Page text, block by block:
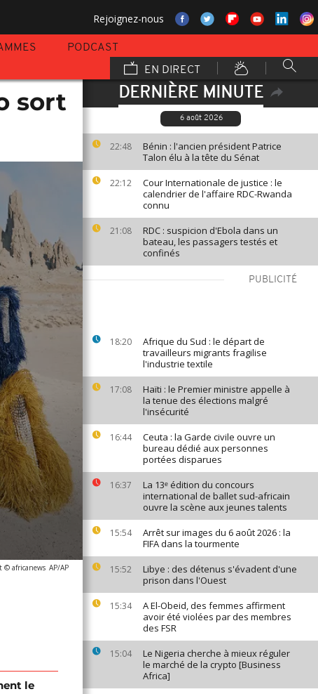
Rejoignez-nous
PODCAST
EN DIRECT
DERNIÈRE MINUTE
6 août 2026
22:48
Bénin : l'ancien président Patrice
Talon élu à la tête du Sénat
22:12
Cour Internationale de justice : le
calendrier de l'affaire RDC-Rwanda
connu
21:08
RDC : suspicion d'Ebola dans un
bateau, les passagers testés et
confinés
PUBLICITÉ
18:20
Afrique du Sud : le départ de
travailleurs migrants fragilise
l'industrie textile
17:08
Haïti : le Premier ministre appelle à
la tenue des élections malgré
l'insécurité
16:44
Ceuta : la Garde civile ouvre un
bureau dédié aux personnes
portées disparues
16:37
La 13ᵉ édition du concours
international de ballet sud-africain
ouvre la scène aux jeunes talents
15:54
Arrêt sur images du 6 août 2026 : la
FIFA dans la tourmente
15:52
Libye : des détenus s'évadent d'une
prison dans l'Ouest
15:34
A El-Obeid, des femmes affirment
avoir été violées par des membres
des FSR
15:04
Le Nigeria cherche à mieux réguler
le marché de la crypto [Business
Africa]
sort
© africanews AP/AP
le